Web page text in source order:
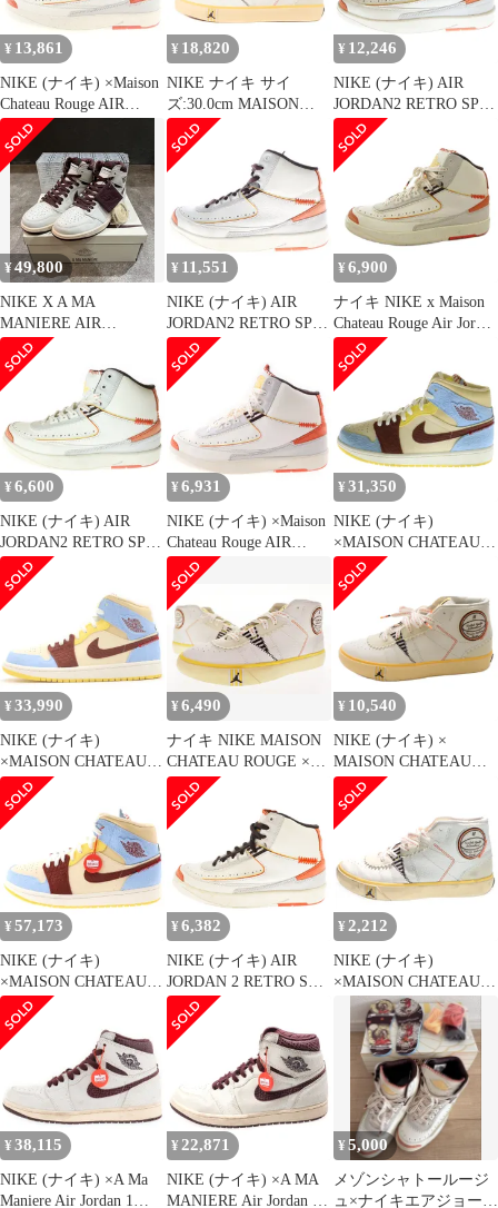
180
¥ 13,861
NIKE (ナイキ) ×Maison
Chateau Rouge AIR
JORDAN 2 RETRO SP
UNITED YOUTH
NATIONAL エアジョー
ダン2 レトロ ユナイテ
ッドユースナショナル
ハイカットスニーカー
DO5254-180
¥ 18,820
NIKE ナイキ サイ
ズ:30.0cm MAISON
CHATEAU ROUGE
JORDAN SERIES MID
SP (DO5247-122) 2022
年 メゾン シャトー ル
ージュ ジョーダン シリ
ーズ ミッド セイル ブ
ラウンバサルト US12
¥ 12,246
NIKE (ナイキ) AIR
JORDAN2 RETRO SP
Maison Chateau Rouge エ
アジョーダン2 レトロ
ハイカットスニーカー
ホワイト US7/25cm
DO5254-180
¥49,800
NIKE X A MA
MANIERE AIR
JORDAN 1 ジョーダン
¥ 11,551
NIKE (ナイキ) AIR
JORDAN2 RETRO SP
Maison Chateau Rouge エ
アジョーダン2 レトロ
ハイカットスニーカー
DO5254-180 ホワイト
US9.5/27.5cm
¥ 6,900
ナイキ NIKE x Maison
Chateau Rouge Air Jordan
2 High United Youth
National スニーカー シ
ューズ ハイカット 26.5
白 ホワイト D05254-
180 /FF
¥ 6,600
NIKE (ナイキ) AIR
JORDAN2 RETRO SP
MAISON CHATEAU
ROUGE DO5254-180 エ
アジョーダン2 レトロ
ハイカットスニーカー
ホワイト US7.5/25.5cm
¥ 6,931
NIKE (ナイキ) ×Maison
Chateau Rouge AIR
JORDAN 2 RETRO SP
UNITED YOUTH
NATIONAL エアジョー
ダン2 レトロ ユナイテ
ッドユースナショナル
ハイカットスニーカー
DO5254-180
¥ 31,350
NIKE (ナイキ)
×MAISON CHATEAU
ROUGE AIR JORDAN 1
MID メゾン シャトー
ルージュ エアジョーダ
ン ミッドカットスニー
カー マルチ US10/28cm
CU2803-200
¥ 33,990
NIKE (ナイキ)
×MAISON CHATEAU
ROUGE AIR JORDAN 1
MID SE CU2803-200 メ
ゾン シャトー ルージュ
エアジョーダン1 ミッ
ドカットスニーカー マ
ルチ US9/27cm
¥6,490
ナイキ NIKE MAISON
CHATEAU ROUGE ×
NIKE JORDAN SERIES
MID UNITED YOUTH
NATIONAL SAIL
25.5cm DO5247-122 メ
ゾン シャトー ルージュ
ナイキ ▲■250428
¥ 10,540
NIKE (ナイキ) ×
MAISON CHATEAU
ROUGE JORDAN
SERIES MID SP × メゾ
ンシャトールージュ ジ
ョーダンシリーズ ミッ
ドカットスニーカー ホ
ワイト US8.5/26.5cm
DO5247-122
¥ 57,173
NIKE (ナイキ)
×MAISON CHATEAU
ROUGE AIR JORDAN 1
MID メゾン シャトー
ルージュエアジョーダ
ン ミッドカットスニー
カー マルチ
US9.5/27.5cm CU2803-
200
¥ 6,382
NIKE (ナイキ) AIR
JORDAN 2 RETRO SP
MAISON CHATEAU
ROUGE エアジョーダ
ン2 レトロ メゾンシャ
トールージュ ハイカッ
トスニーカー イエロー
US6.5/24.5cm DO5254-
180
¥ 2,212
NIKE (ナイキ)
×MAISON CHATEAU
ROUGE JORDAN
SERIES MID DO5247-
122 メゾン シャトー ル
ージュ ジョーダン シリ
ーズ ミッドカットスニ
ーカー US7.5/25.5cm ホ
ワイト
¥ 38,115
NIKE (ナイキ) ×A Ma
Maniere Air Jordan 1
¥ 22,871
NIKE (ナイキ) ×A MA
MANIERE Air Jordan 1
¥5,000
メゾンシャトールージ
ュ×ナイキエアジョーダ